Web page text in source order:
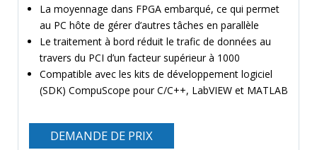
La moyennage dans FPGA embarqué, ce qui permet
au PC hôte de gérer d’autres tâches en parallèle
Le traitement à bord réduit le trafic de données au
travers du PCI d’un facteur supérieur à 1000
Compatible avec les kits de développement logiciel
(SDK) CompuScope pour C/C++, LabVIEW et MATLAB
DEMANDE DE PRIX